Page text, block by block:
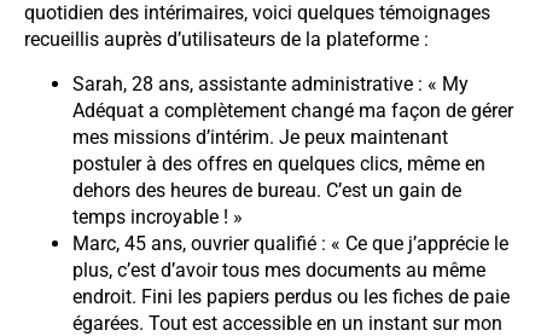
quotidien des intérimaires, voici quelques témoignages
recueillis auprès d’utilisateurs de la plateforme :
Sarah, 28 ans, assistante administrative : « My
Adéquat a complètement changé ma façon de gérer
mes missions d’intérim. Je peux maintenant
postuler à des offres en quelques clics, même en
dehors des heures de bureau. C’est un gain de
temps incroyable ! »
Marc, 45 ans, ouvrier qualifié : « Ce que j’apprécie le
plus, c’est d’avoir tous mes documents au même
endroit. Fini les papiers perdus ou les fiches de paie
égarées. Tout est accessible en un instant sur mon